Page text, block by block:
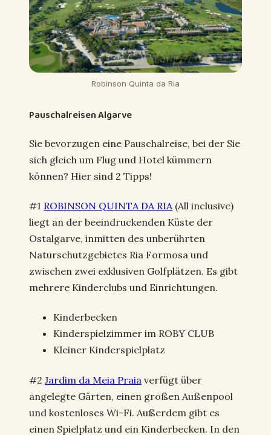
Robinson Quinta da Ria
Pauschalreisen Algarve
Sie bevorzugen eine Pauschalreise, bei der Sie
sich gleich um Flug und Hotel kümmern
können? Hier sind 2 Tipps!
#1 ROBINSON QUINTA DA RIA(All inclusive)
liegt an der beeindruckenden Küste der
Ostalgarve, inmitten des unberührten
Naturschutzgebietes Ria Formosa und
zwischen zwei exklusiven Golfplätzen. Es gibt
mehrere Kinderclubs und Einrichtungen.
Kinderbecken
Kinderspielzimmer im ROBY CLUB
Kleiner Kinderspielplatz
#2 Jardim da Meia Praia verfügt über
angelegte Gärten, einen großen Außenpool
und kostenloses Wi-Fi. Außerdem gibt es
einen Spielplatz und ein Kinderbecken. In den